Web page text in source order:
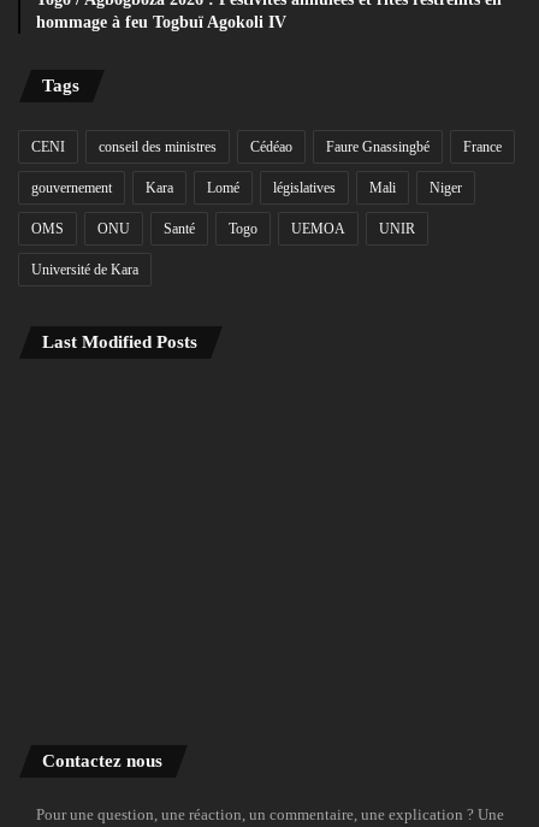
hommage à feu Togbuï Agokoli IV
Tags
CENI conseil des ministres Cédéao Faure Gnassingbé France
gouvernement Kara Lomé législatives Mali Niger
OMS ONU Santé Togo UEMOA UNIR
Université de Kara
Last Modified Posts
Contactez nous
Pour une question, une réaction, un commentaire, une explication ? Une